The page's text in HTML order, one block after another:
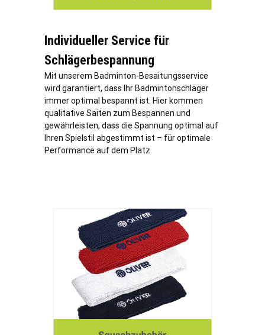
Individueller Service für
Schlägerbespannung
Mit unserem Badminton-Besaitungsservice
wird garantiert, dass Ihr Badmintonschläger
immer optimal bespannt ist. Hier kommen
qualitative Saiten zum Bespannen und
gewährleisten, dass die Spannung optimal auf
Ihren Spielstil abgestimmt ist – für optimale
Performance auf dem Platz.